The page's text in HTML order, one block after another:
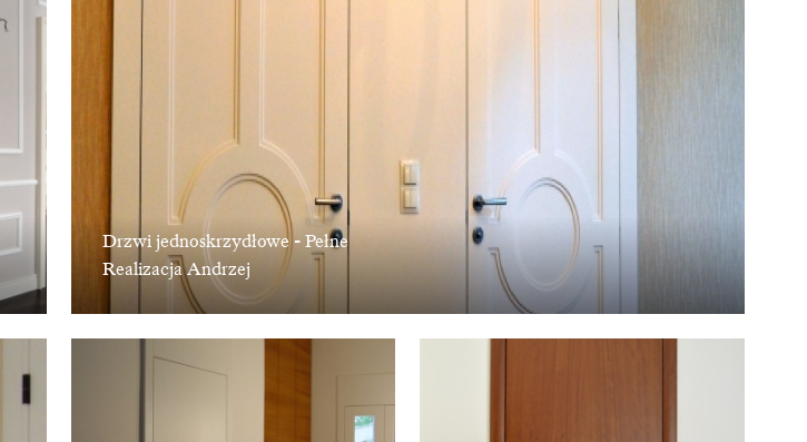
Drzwi jednoskrzydłowe - Pełne
Realizacja Andrzej